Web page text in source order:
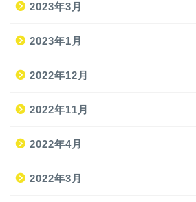
2023年3月
2023年1月
2022年12月
2022年11月
2022年4月
2022年3月